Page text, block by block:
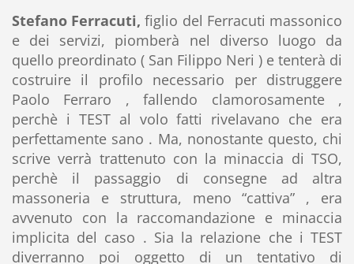
Stefano Ferracuti, figlio del Ferracuti massonico
e dei servizi, piomberà nel diverso luogo da
quello preordinato ( San Filippo Neri ) e tenterà di
costruire il profilo necessario per distruggere
Paolo Ferraro , fallendo clamorosamente ,
perchè i TEST al volo fatti rivelavano che era
perfettamente sano . Ma, nonostante questo, chi
scrive verrà trattenuto con la minaccia di TSO,
perchè il passaggio di consegne ad altra
massoneria e struttura, meno “cattiva” , era
avvenuto con la raccomandazione e minaccia
implicita del caso . Sia la relazione che i TEST
diverranno poi oggetto di un tentativo di